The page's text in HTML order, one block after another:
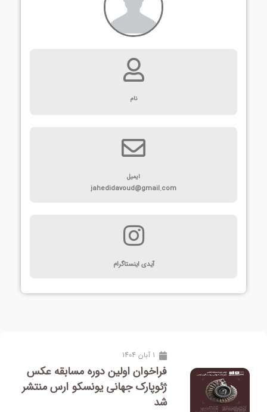
نام
ایمیل
jahedidavoud@gmail.com
آیدی اینستاگرام
1 آبان 1404
فراخوان اولین دوره مسابقه عکس
ژئوپارک جهانی یونسکو ارس منتشر
شد